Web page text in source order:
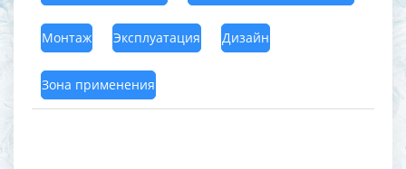
Монтаж Эксплуатация Дизайн
Зона применения